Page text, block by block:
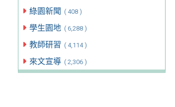
綠園新聞 ( 408 )
學生園地 ( 6,288 )
教師研習 ( 4,114 )
來文宣導 ( 2,306 )